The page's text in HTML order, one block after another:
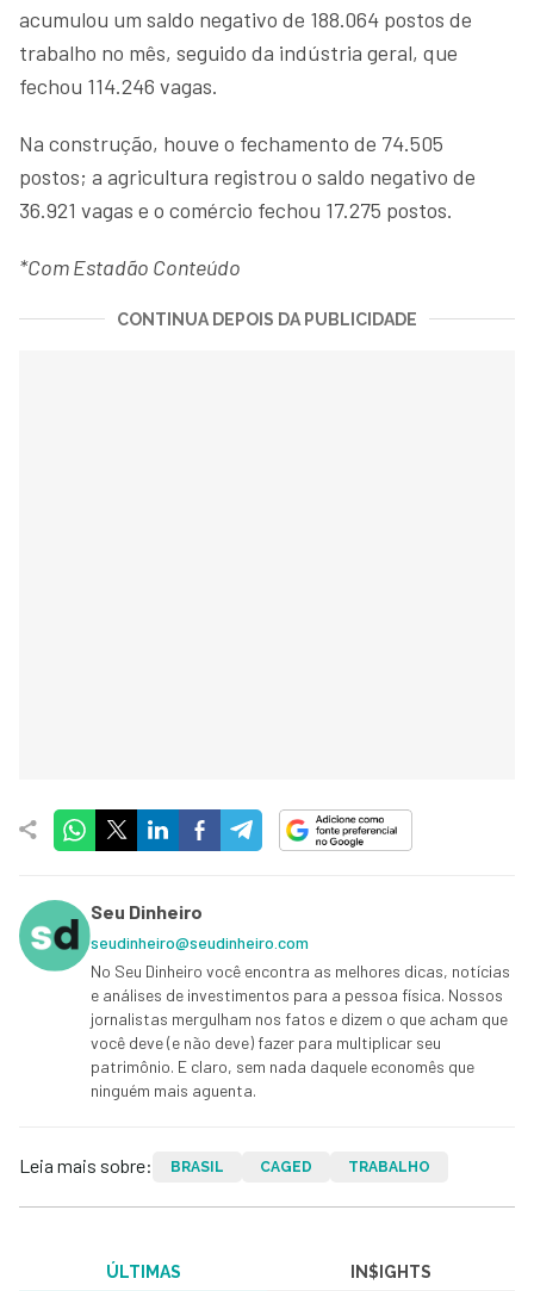
acumulou um saldo negativo de 188.064 postos de
trabalho no mês, seguido da indústria geral, que
fechou 114.246 vagas.
Na construção, houve o fechamento de 74.505
postos; a agricultura registrou o saldo negativo de
36.921 vagas e o comércio fechou 17.275 postos.
*Com Estadão Conteúdo
CONTINUA DEPOIS DA PUBLICIDADE
Seu Dinheiro
seudinheiro@seudinheiro.com
No Seu Dinheiro você encontra as melhores dicas, notícias
e análises de investimentos para a pessoa física. Nossos
jornalistas mergulham nos fatos e dizem o que acham que
você deve (e não deve) fazer para multiplicar seu
patrimônio. E claro, sem nada daquele economês que
ninguém mais aguenta.
Leia mais sobre: BRASIL CAGED TRABALHO
ÚLTIMAS IN$IGHTS